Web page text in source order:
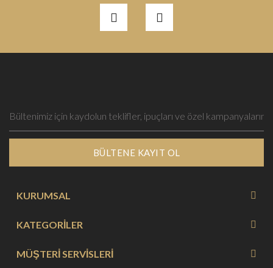
BÜLTENE KAYIT OL
KURUMSAL
KATEGORİLER
MÜŞTERİ SERVİSLERİ